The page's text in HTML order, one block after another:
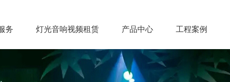
务 灯光音响视频租赁 产品中心 工程案例